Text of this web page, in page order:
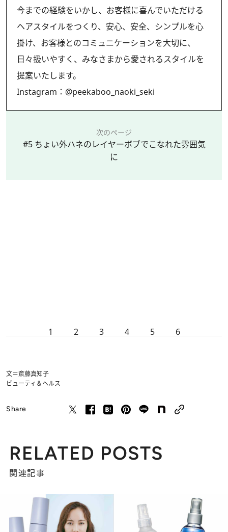
今までの経験をいかし、お客様に喜んでいただける
ヘアスタイルをつくり、安心、安全、シンプルを心
掛け、お客様とのコミュニケーションを大切に、
日々扱いやすく、みなさまから愛されるスタイルを
提案いたします。
Instagram： @peekaboo_naoki_seki
次のページ
#5 ちょい外ハネのレイヤーボブでこなれた雰囲気
に
1 2 3 4 5 6
文＝斎藤真知子
ビューティ＆ヘルス
Share
RELATED POSTS
関連記事